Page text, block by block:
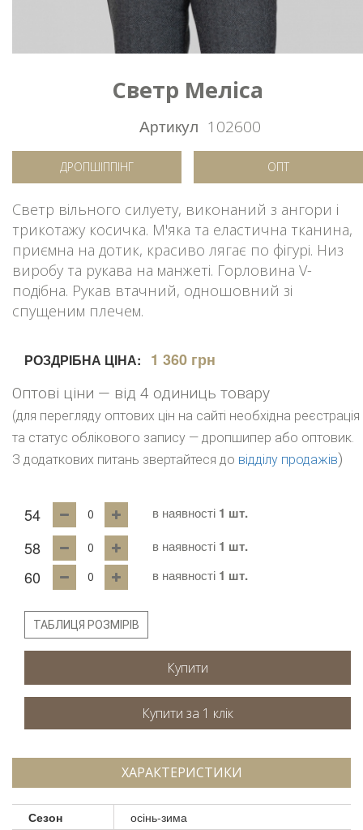
Светр Меліса
Артикул 102600
ДРОПШІППІНГ ОПТ
Светр вільного силуету, виконаний з ангори і
трикотажу косичка. М'яка та еластична тканина,
приємна на дотик, красиво лягає по фігурі. Низ
виробу та рукава на манжеті. Горловина V-
подібна. Рукав втачний, одношовний зі
спущеним плечем.
РОЗДРІБНА ЦІНА: 1 360 грн
Оптові ціни — від 4 одиниць товару
(для перегляду оптових цін на сайті необхідна реєстрація
та статус облікового запису — дропшипер або оптовик.
З додаткових питань звертайтеся до відділу продажів)
54 в наявності 1 шт.
58 в наявності 1 шт.
60 в наявності 1 шт.
ТАБЛИЦЯ РОЗМІРІВ
Купити
ХАРАКТЕРИСТИКИ
Сезон
осінь-зима